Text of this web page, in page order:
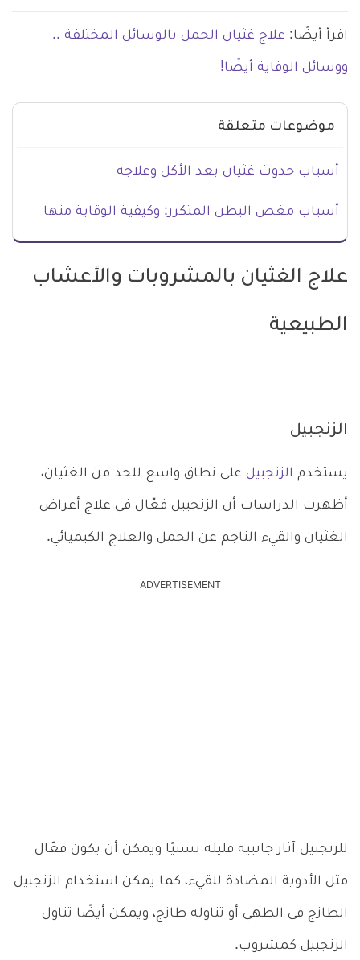
اقرأ أيضًا: علاج غثيان الحمل بالوسائل المختلفة ..
ووسائل الوقاية أيضًا!
موضوعات متعلقة
أسباب حدوث غثيان بعد الأكل وعلاجه
أسباب مغص البطن المتكرر: وكيفية الوقاية منها
علاج الغثيان بالمشروبات والأعشاب
الطبيعية
الزنجبيل
يستخدم الزنجبيل على نطاق واسع للحد من الغثيان،
أظهرت الدراسات أن الزنجبيل فعّال في علاج أعراض
الغثيان والقيء الناجم عن الحمل والعلاج الكيميائي.
ADVERTISEMENT
للزنجبيل آثار جانبية قليلة نسبيًا ويمكن أن يكون فعّال
مثل الأدوية المضادة للقيء، كما يمكن استخدام الزنجبيل
الطازج في الطهي أو تناوله طازج، ويمكن أيضًا تناول
الزنجبيل كمشروب.